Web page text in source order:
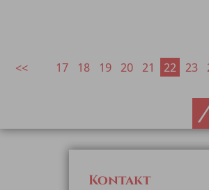
17 18 19 20 21 22 23
Kontakt